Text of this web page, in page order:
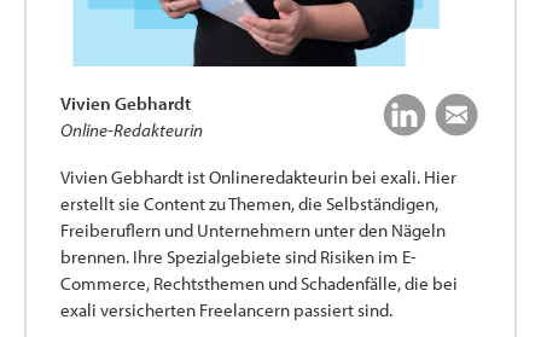
Vivien Gebhardt
Online-Redakteurin
Vivien Gebhardt ist Onlineredakteurin bei exali. Hier
erstellt sie Content zu Themen, die Selbständigen,
Freiberuflern und Unternehmern unter den Nägeln
brennen. Ihre Spezialgebiete sind Risiken im E-
Commerce, Rechtsthemen und Schadenfälle, die bei
exali versicherten Freelancern passiert sind.